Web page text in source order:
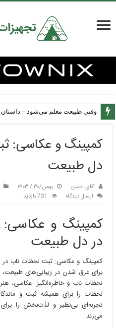
وقتی طبیعت معلم می‌شود – داستان
کمپینگ و عکاسی:
دل طبیعت
آقای ادمین بهمن/۳۰ / ۱۴۰۳
ارسال دیدگاه
731 بازدید
کمپینگ و
در دل طبیعت
کمپینگ و عکاسی: ثبت لحظات ناب
برای غرق شدن در زیبایی‌های
لحظات ناب و خاطره‌انگیز. عکاسی،
لحظات را برای همیشه ثبت و
تجربه‌ای بی‌نظیر و لذت‌بخش را
می‌زند.